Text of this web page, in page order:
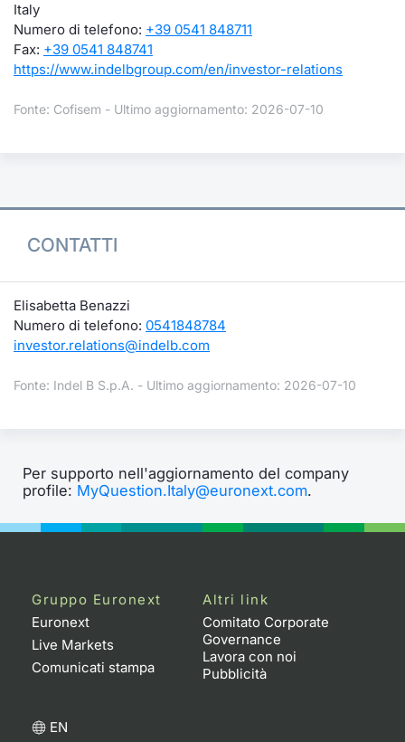
Italy
Numero di telefono: +39 0541 848711
Fax: +39 0541 848741
https://www.indelbgroup.com/en/investor-relations
Fonte: Cofisem - Ultimo aggiornamento: 2026-07-10
CONTATTI
Elisabetta Benazzi
Numero di telefono: 0541848784
investor.relations@indelb.com
Fonte: Indel B S.p.A. - Ultimo aggiornamento: 2026-07-10
Per supporto nell'aggiornamento del company
profile: MyQuestion.Italy@euronext.com.
Gruppo Euronext
Euronext
Live Markets
Comunicati stampa
Altri link
Comitato Corporate
Governance
Lavora con noi
Pubblicità
EN